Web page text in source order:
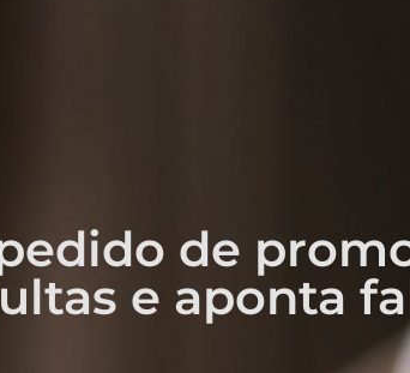
de
e aponta